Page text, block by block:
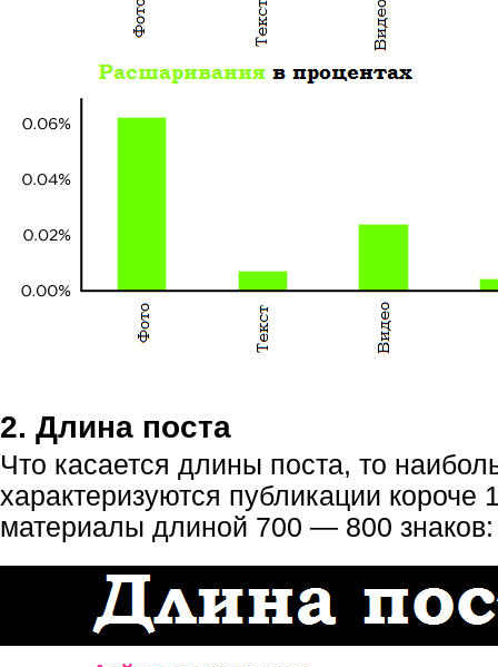
2. Длина поста
Что касается длины поста, то
характеризуются публикации короче
материалы длиной 700 — 800 знаков: